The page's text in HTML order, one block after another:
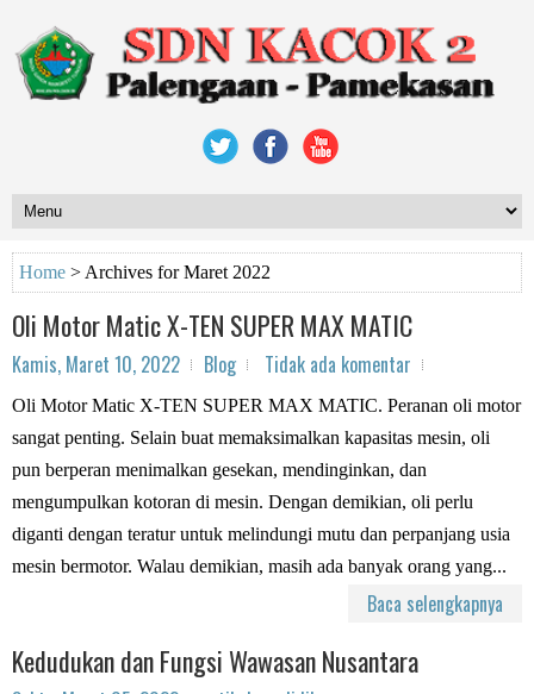
Home > Archives for Maret 2022
Oli Motor Matic X-TEN SUPER MAX MATIC
Kamis, Maret 10, 2022 Blog Tidak ada komentar
Oli Motor Matic X-TEN SUPER MAX MATIC. Peranan oli motor
sangat penting. Selain buat memaksimalkan kapasitas mesin, oli
pun berperan menimalkan gesekan, mendinginkan, dan
mengumpulkan kotoran di mesin. Dengan demikian, oli perlu
diganti dengan teratur untuk melindungi mutu dan perpanjang usia
mesin bermotor. Walau demikian, masih ada banyak orang yang...
Baca selengkapnya
Kedudukan dan Fungsi Wawasan Nusantara